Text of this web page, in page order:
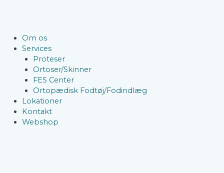
Om os
Services
Proteser
Ortoser/Skinner
FES Center
Ortopædisk Fodtøj/Fodindlæg
Lokationer
Kontakt
Webshop